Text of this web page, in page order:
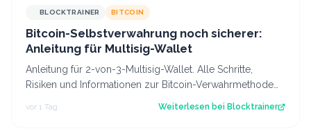
BLOCKTRAINER BITCOIN
Bitcoin-Selbstverwahrung noch sicherer:
Anleitung für Multisig-Wallet
Anleitung für 2-von-3-Multisig-Wallet. Alle Schritte,
Risiken und Informationen zur Bitcoin-Verwahrmethode
vor 1 Tag Weiterlesen bei Blocktrainer